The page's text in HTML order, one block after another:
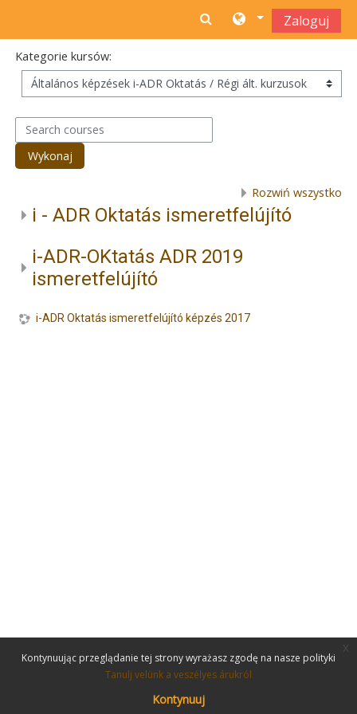
Zaloguj
Kategorie kursów:
Search courses
Wykonaj
Rozwiń wszystko
i - ADR Oktatás ismeretfelújító
i-ADR-OKtatás ADR 2019
ismeretfelújító
i-ADR Oktatás ismeretfelújító képzés 2017
Kontynuując przeglądanie tej strony wyrażasz zgodę na nasze polityki
Tanulj velünk a veszélyes árukról
Kontynuuj